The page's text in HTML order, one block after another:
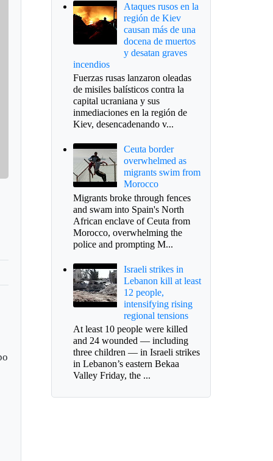
Ataques rusos en la
región de Kiev
causan más de una
docena de muertos
y desatan graves
incendios
Fuerzas rusas lanzaron oleadas
de misiles balísticos contra la
capital ucraniana y sus
inmediaciones en la región de
Kiev, desencadenando v...
Ceuta border
overwhelmed as
migrants swim from
Morocco
Migrants broke through fences
and swam into Spain's North
African enclave of Ceuta from
Morocco, overwhelming the
police and prompting M...
Israeli strikes in
Lebanon kill at least
12 people,
intensifying rising
regional tensions
At least 10 people were killed
and 24 wounded — including
three children — in Israeli strikes
in Lebanon’s eastern Bekaa
Valley Friday, the ...